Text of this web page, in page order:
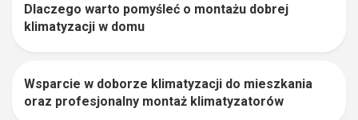
Dlaczego warto pomyśleć o montażu dobrej
klimatyzacji w domu
Wsparcie w doborze klimatyzacji do mieszkania
oraz profesjonalny montaż klimatyzatorów